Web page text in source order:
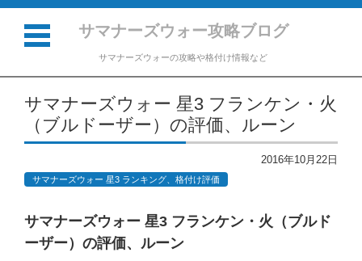
サマナーズウォー攻略ブログ
サマナーズウォーの攻略や格付け情報など
コンテンツに移動
サマナーズウォー 星3 フランケン・火
（ブルドーザー）の評価、ルーン
2016年10月22日
サマナーズウォー 星3 ランキング、格付け評価
サマナーズウォー 星3 フランケン・火（ブルド
ーザー）の評価、ルーン